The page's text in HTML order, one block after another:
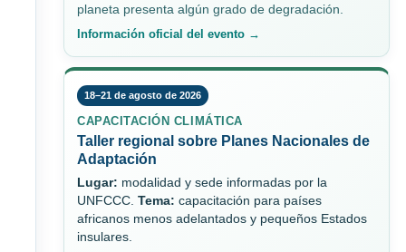
planeta presenta algún grado de degradación.
Información oficial del evento →
18–21 de agosto de 2026
CAPACITACIÓN CLIMÁTICA
Taller regional sobre Planes Nacionales de
Adaptación
Lugar: modalidad y sede informadas por la
UNFCCC. Tema: capacitación para países
africanos menos adelantados y pequeños Estados
insulares.